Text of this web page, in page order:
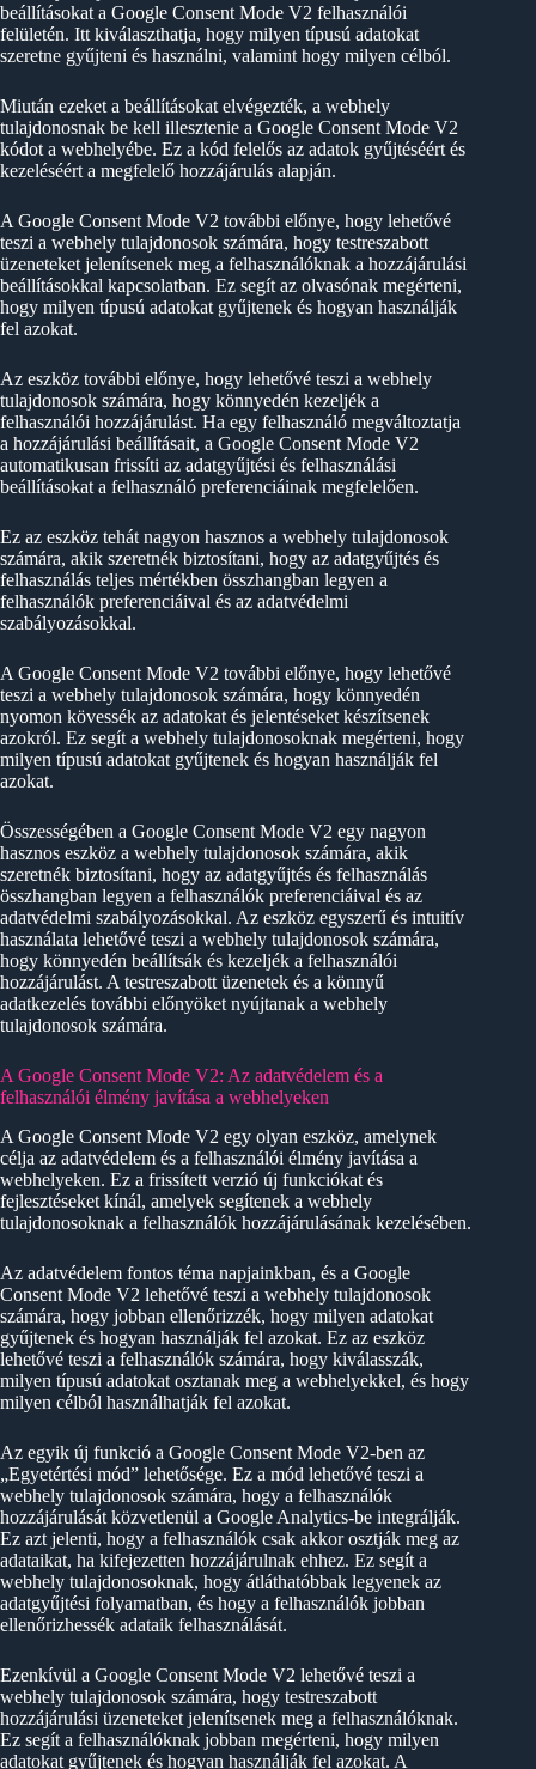
beállításokat a Google Consent Mode V2 felhasználói
felületén. Itt kiválaszthatja, hogy milyen típusú adatokat
szeretne gyűjteni és használni, valamint hogy milyen célból.
Miután ezeket a beállításokat elvégezték, a webhely
tulajdonosnak be kell illesztenie a Google Consent Mode V2
kódot a webhelyébe. Ez a kód felelős az adatok gyűjtéséért és
kezeléséért a megfelelő hozzájárulás alapján.
A Google Consent Mode V2 további előnye, hogy lehetővé
teszi a webhely tulajdonosok számára, hogy testreszabott
üzeneteket jelenítsenek meg a felhasználóknak a hozzájárulási
beállításokkal kapcsolatban. Ez segít az olvasónak megérteni,
hogy milyen típusú adatokat gyűjtenek és hogyan használják
fel azokat.
Az eszköz további előnye, hogy lehetővé teszi a webhely
tulajdonosok számára, hogy könnyedén kezeljék a
felhasználói hozzájárulást. Ha egy felhasználó megváltoztatja
a hozzájárulási beállításait, a Google Consent Mode V2
automatikusan frissíti az adatgyűjtési és felhasználási
beállításokat a felhasználó preferenciáinak megfelelően.
Ez az eszköz tehát nagyon hasznos a webhely tulajdonosok
számára, akik szeretnék biztosítani, hogy az adatgyűjtés és
felhasználás teljes mértékben összhangban legyen a
felhasználók preferenciáival és az adatvédelmi
szabályozásokkal.
A Google Consent Mode V2 további előnye, hogy lehetővé
teszi a webhely tulajdonosok számára, hogy könnyedén
nyomon kövessék az adatokat és jelentéseket készítsenek
azokról. Ez segít a webhely tulajdonosoknak megérteni, hogy
milyen típusú adatokat gyűjtenek és hogyan használják fel
azokat.
Összességében a Google Consent Mode V2 egy nagyon
hasznos eszköz a webhely tulajdonosok számára, akik
szeretnék biztosítani, hogy az adatgyűjtés és felhasználás
összhangban legyen a felhasználók preferenciáival és az
adatvédelmi szabályozásokkal. Az eszköz egyszerű és intuitív
használata lehetővé teszi a webhely tulajdonosok számára,
hogy könnyedén beállítsák és kezeljék a felhasználói
hozzájárulást. A testreszabott üzenetek és a könnyű
adatkezelés további előnyöket nyújtanak a webhely
tulajdonosok számára.
A Google Consent Mode V2: Az adatvédelem és a
felhasználói élmény javítása a webhelyeken
A Google Consent Mode V2 egy olyan eszköz, amelynek
célja az adatvédelem és a felhasználói élmény javítása a
webhelyeken. Ez a frissített verzió új funkciókat és
fejlesztéseket kínál, amelyek segítenek a webhely
tulajdonosoknak a felhasználók hozzájárulásának kezelésében.
Az adatvédelem fontos téma napjainkban, és a Google
Consent Mode V2 lehetővé teszi a webhely tulajdonosok
számára, hogy jobban ellenőrizzék, hogy milyen adatokat
gyűjtenek és hogyan használják fel azokat. Ez az eszköz
lehetővé teszi a felhasználók számára, hogy kiválasszák,
milyen típusú adatokat osztanak meg a webhelyekkel, és hogy
milyen célból használhatják fel azokat.
Az egyik új funkció a Google Consent Mode V2-ben az
„Egyetértési mód” lehetősége. Ez a mód lehetővé teszi a
webhely tulajdonosok számára, hogy a felhasználók
hozzájárulását közvetlenül a Google Analytics-be integrálják.
Ez azt jelenti, hogy a felhasználók csak akkor osztják meg az
adataikat, ha kifejezetten hozzájárulnak ehhez. Ez segít a
webhely tulajdonosoknak, hogy átláthatóbbak legyenek az
adatgyűjtési folyamatban, és hogy a felhasználók jobban
ellenőrizhessék adataik felhasználását.
Ezenkívül a Google Consent Mode V2 lehetővé teszi a
webhely tulajdonosok számára, hogy testreszabott
hozzájárulási üzeneteket jelenítsenek meg a felhasználóknak.
Ez segít a felhasználóknak jobban megérteni, hogy milyen
adatokat gyűjtenek és hogyan használják fel azokat. A